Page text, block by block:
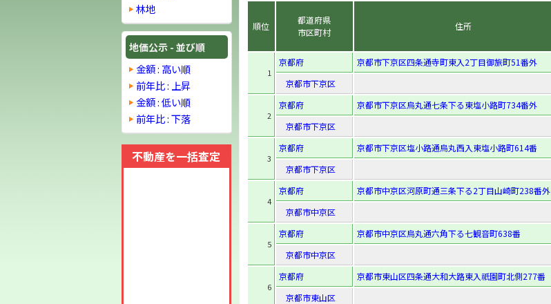
林地
地価公示 - 並び順
金額 : 高い順
前年比 : 上昇
金額 : 低い順
前年比 : 下落
不動産を一括査定
順位
都道府県
市区町村
住所
1
京都府
京都市下京区四条通寺町東入2丁目御旅町51番外
京都市下京区
2
京都府
京都市下京区烏丸通七条下る東塩小路町734番外
京都市下京区
3
京都府
京都市下京区塩小路通烏丸西入東塩小路町614番
京都市下京区
4
京都府
京都市中京区河原町通三条下る2丁目山崎町238番外
京都市中京区
5
京都府
京都市中京区烏丸通六角下る七観音町638番
京都市中京区
6
京都府
京都市東山区四条通大和大路東入祇園町北側277番
京都市東山区